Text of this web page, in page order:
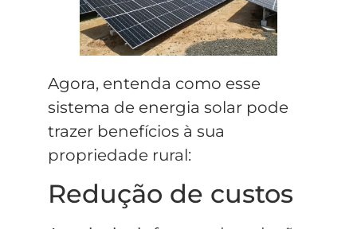
Agora, entenda como esse
sistema de energia solar pode
trazer benefícios à sua
propriedade rural:
Redução de custos